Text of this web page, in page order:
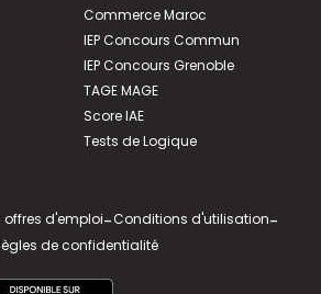
Commerce Maroc
IEP Concours Commun
IEP Concours Grenoble
TAGE MAGE
Score IAE
Tests de Logique
offres d'emploi-Conditions d'utilisation-
de confidentialité